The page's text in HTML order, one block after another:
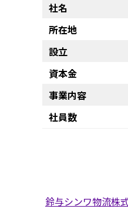
社名
所在地
設立
資本金
事業内容
社員数
鈴与シンワ物流株